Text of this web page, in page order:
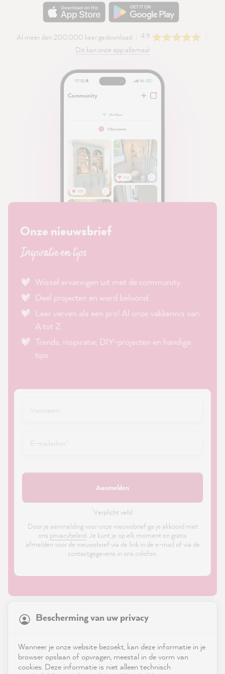
Al meer dan 200.000 keer gedownload
4.9
Dit kan onze app allemaal
Onze nieuwsbrief
Inspiratie en tips
Wissel ervaringen uit met de community.
Deel projecten en word beloond.
Leer verven als een pro! Al onze vakkennis van
A tot Z.
Trends, inspiratie, DIY-projecten en handige
tips.
Aanmelden
Verplicht veld ·
Door je aanmelding voor onze nieuwsbrief ga je akkoord met
ons privacybeleid. Je kunt je op elk moment en gratis
afmelden voor de nieuwsbrief via de link in de e-mail of via de
contactgegevens in ons colofon.
Service
Bescherming van uw privacy
Wanneer je onze website bezoekt, kan deze informatie in je
browser opslaan of opvragen, meestal in de vorm van
cookies. Deze informatie is niet alleen technisch
21,903Reviews
reviews-io